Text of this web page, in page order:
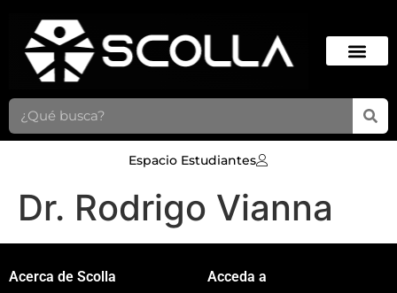
Espacio Estudiantes
Dr. Rodrigo Vianna
Acerca de Scolla Acceda a